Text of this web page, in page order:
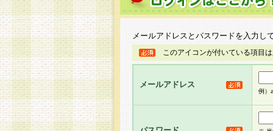
メールアドレスとパスワードを入力し
このアイコンが付いている項目
メールアドレス
例）